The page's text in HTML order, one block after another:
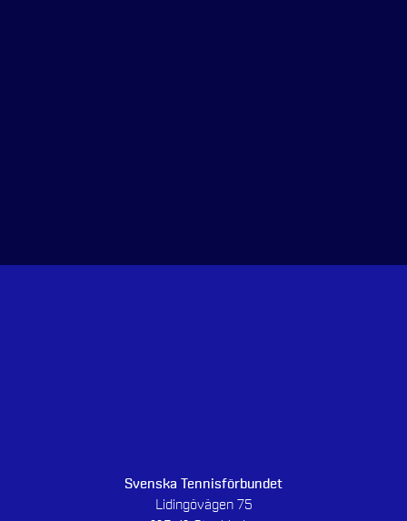
Svenska Tennisförbundet
Lidingövägen 75